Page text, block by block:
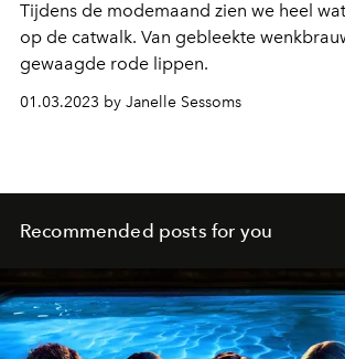
Tijdens de modemaand zien we heel
op de catwalk. Van gebleekte
gewaagde rode lippen.
01.03.2023 by Janelle Sessoms
Recommended posts for you